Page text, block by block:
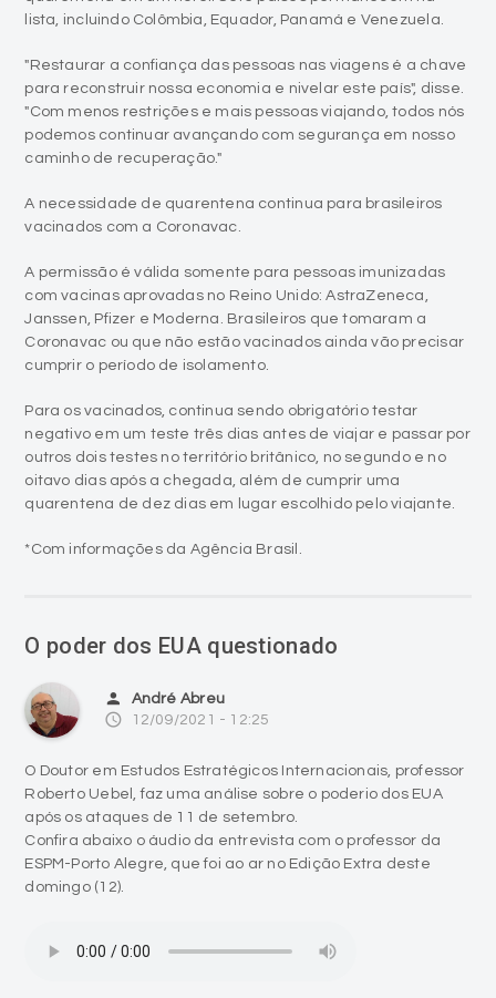
lista, incluindo Colômbia, Equador, Panamá e Venezuela.
"Restaurar a confiança das pessoas nas viagens é a chave
para reconstruir nossa economia e nivelar este país", disse.
"Com menos restrições e mais pessoas viajando, todos nós
podemos continuar avançando com segurança em nosso
caminho de recuperação."
A necessidade de quarentena continua para brasileiros
vacinados com a Coronavac.
A permissão é válida somente para pessoas imunizadas
com vacinas aprovadas no Reino Unido: AstraZeneca,
Janssen, Pfizer e Moderna. Brasileiros que tomaram a
Coronavac ou que não estão vacinados ainda vão precisar
cumprir o período de isolamento.
Para os vacinados, continua sendo obrigatório testar
negativo em um teste três dias antes de viajar e passar por
outros dois testes no território britânico, no segundo e no
oitavo dias após a chegada, além de cumprir uma
quarentena de dez dias em lugar escolhido pelo viajante.
*Com informações da Agência Brasil.
O poder dos EUA questionado
person André Abreu
access_time 12/09/2021 - 12:25
O Doutor em Estudos Estratégicos Internacionais, professor
Roberto Uebel, faz uma análise sobre o poderio dos EUA
após os ataques de 11 de setembro.
Confira abaixo o áudio da entrevista com o professor da
ESPM-Porto Alegre, que foi ao ar no Edição Extra deste
domingo (12).